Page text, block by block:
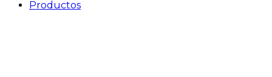
Productos